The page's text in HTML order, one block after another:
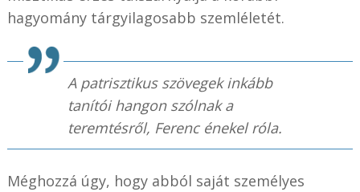
hagyomány tárgyilagosabb szemléletét.
A patrisztikus szövegek inkább
tanítói hangon szólnak a
teremtésről, Ferenc énekel róla.
Méghozzá úgy, hogy abból saját személyes